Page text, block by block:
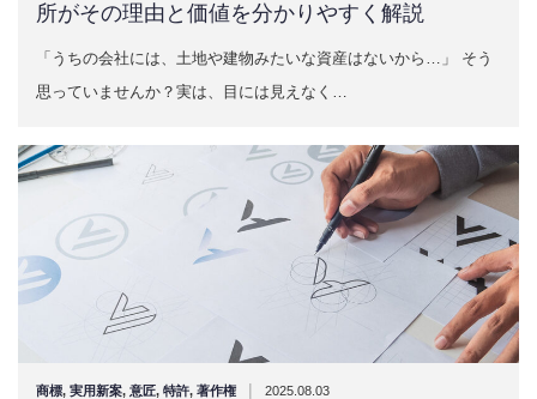
所がその理由と価値を分かりやすく解説
「うちの会社には、土地や建物みたいな資産はないから…」 そう
思っていませんか？実は、目には見えなく…
商標, 実用新案, 意匠, 特許, 著作権 | 2025.08.03